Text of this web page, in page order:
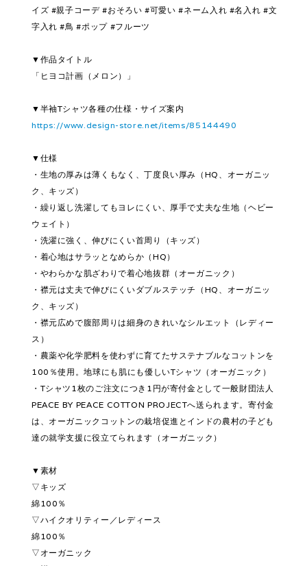
イズ #親子コーデ #おそろい #可愛い #ネーム入れ #名入れ #文
字入れ #鳥 #ポップ #フルーツ
▼作品タイトル
「ヒヨコ計画（メロン）」
▼半袖Tシャツ各種の仕様・サイズ案内
https://www.design-store.net/items/85144490
▼仕様
・生地の厚みは薄くもなく、丁度良い厚み（HQ、オーガニッ
ク、キッズ）
・繰り返し洗濯してもヨレにくい、厚手で丈夫な生地（ヘビー
ウェイト）
・洗濯に強く、伸びにくい首周り（キッズ）
・着心地はサラッとなめらか（HQ）
・やわらかな肌ざわりで着心地抜群（オーガニック）
・襟元は丈夫で伸びにくいダブルステッチ（HQ、オーガニッ
ク、キッズ）
・襟元広めで腹部周りは細身のきれいなシルエット（レディー
ス）
・農薬や化学肥料を使わずに育てたサステナブルなコットンを
100％使用。地球にも肌にも優しいTシャツ（オーガニック）
・Tシャツ1枚のご注文につき1円が寄付金として一般財団法人
PEACE BY PEACE COTTON PROJECTへ送られます。寄付金
は、オーガニックコットンの栽培促進とインドの農村の子ども
達の就学支援に役立てられます（オーガニック）
▼素材
▽キッズ
綿100％
▽ハイクオリティー／レディース
綿100％
▽オーガニック